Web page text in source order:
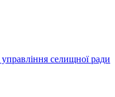
селищної ради